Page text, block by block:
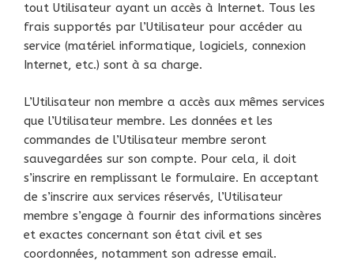
tout Utilisateur ayant un accès à Internet. Tous les
frais supportés par l’Utilisateur pour accéder au
service (matériel informatique, logiciels, connexion
Internet, etc.) sont à sa charge.
L’Utilisateur non membre a accès aux mêmes services
que l’Utilisateur membre. Les données et les
commandes de l’Utilisateur membre seront
sauvegardées sur son compte. Pour cela, il doit
s’inscrire en remplissant le formulaire. En acceptant
de s’inscrire aux services réservés, l’Utilisateur
membre s’engage à fournir des informations sincères
et exactes concernant son état civil et ses
coordonnées, notamment son adresse email.